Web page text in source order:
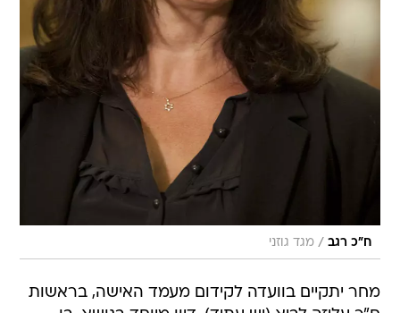
ח"כ רגב / מגד גוזני
מחר יתקיים בוועדה לקידום מעמד האישה, בראשות